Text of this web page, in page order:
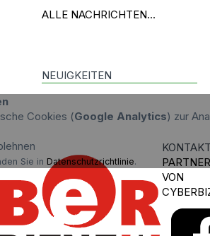
ALLE NACHRICHTEN...
NEUIGKEITEN
Cookies (Google Analytics) zur
Sie in Datenschutzrichtlinie.
VON